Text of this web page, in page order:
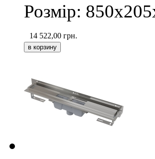
Розмір:
14 522,00 грн.